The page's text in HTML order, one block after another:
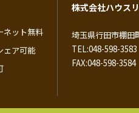
ネット無料
ェア可能
株式会社ハウス
埼玉県行田市棚田
TEL:048-598-3583
FAX:048-598-3584